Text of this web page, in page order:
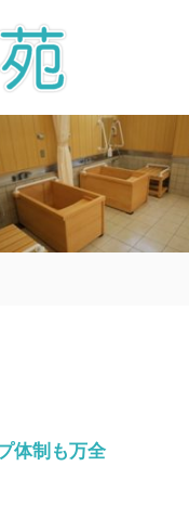
法
人
克
仁
会
恵
し
く
、
ら
ぎ
体制も万全